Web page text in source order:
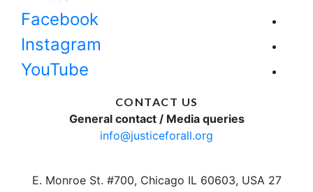
Facebook
Instagram
YouTube
CONTACT US
General contact / Media queries
info@justiceforall.org
27 E. Monroe St. #700, Chicago IL 60603, USA